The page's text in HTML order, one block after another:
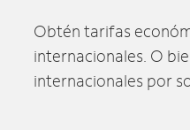
Obtén tarifas
internacionales. O
internacionales por